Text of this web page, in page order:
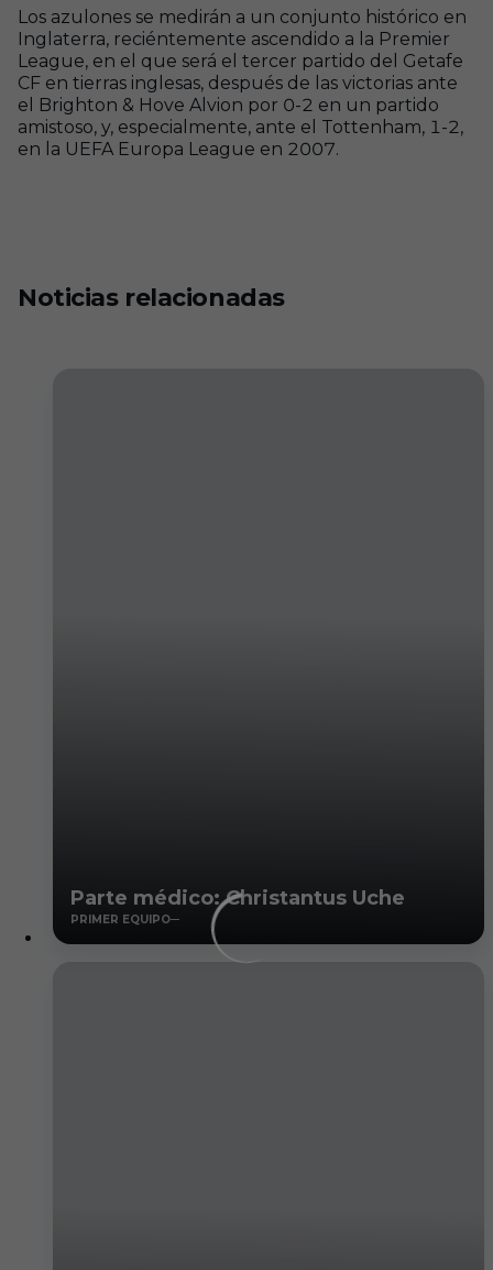
Los azulones se medirán a un conjunto histórico en
Inglaterra, reciéntemente ascendido a la Premier
League, en el que será el tercer partido del Getafe
CF en tierras inglesas, después de las victorias ante
el Brighton & Hove Alvion por 0-2 en un partido
amistoso, y, especialmente, ante el Tottenham, 1-2,
en la UEFA Europa League en 2007.
Noticias relacionadas
Parte médico: Christantus Uche
PRIMER EQUIPO